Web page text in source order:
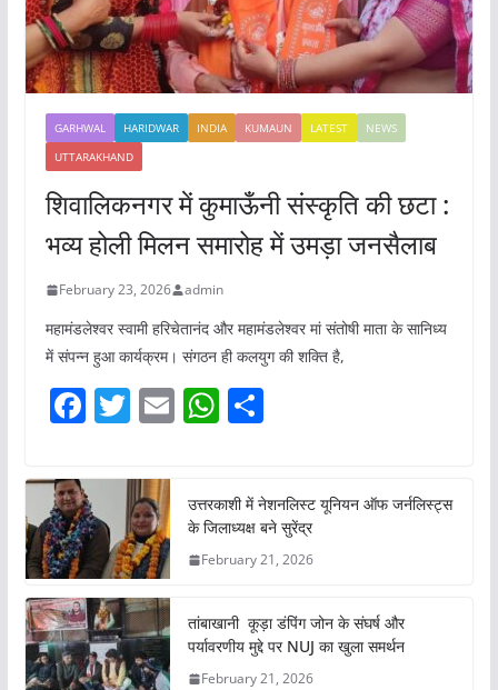
GARHWAL HARIDWAR INDIA KUMAUN LATEST
NEWS
UTTARAKHAND
शिवालिकनगर में कुमाऊँनी संस्कृति की छटा :
भव्य होली मिलन समारोह में उमड़ा जनसैलाब
February 23, 2026 admin
महामंडलेश्वर स्वामी हरिचेतानंद और महामंडलेश्वर मां संतोषी माता के सानिध्य
में संपन्न हुआ कार्यक्रम। संगठन ही कलयुग की शक्ति है,
F
c
e
b
o
o
k
T
itt
er
E W
s
A
p
S
e
उत्तरकाशी में नेशनलिस्ट यूनियन ऑफ जर्नलिस्ट्स
के जिलाध्यक्ष बने सुरेंद्र
February 21, 2026
तांबाखानी कूड़ा डंपिंग जोन के संघर्ष और
पर्यावरणीय मुद्दे पर NUJ का खुला समर्थन
February 21, 2026